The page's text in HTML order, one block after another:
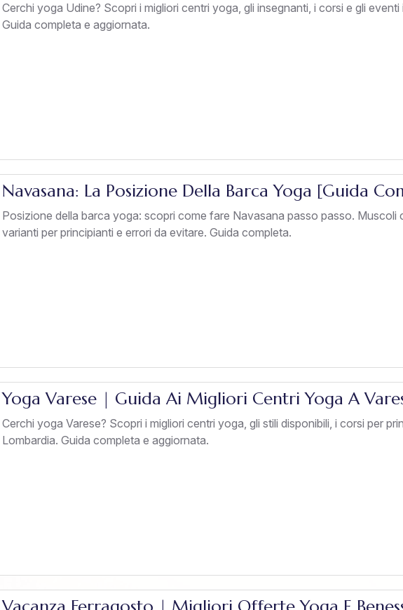
Cerchi yoga Udine? Scopri i migliori centri yoga, gli insegnanti, i corsi e gli eventi
Guida completa e aggiornata.
Navasana: La Posizione Della Barca Yoga [Guida
Posizione della barca yoga: scopri come fare Navasana passo passo. Muscoli
varianti per principianti e errori da evitare. Guida completa.
Yoga Varese | Guida Ai Migliori Centri Yoga A
Cerchi yoga Varese? Scopri i migliori centri yoga, gli stili disponibili, i corsi per
Lombardia. Guida completa e aggiornata.